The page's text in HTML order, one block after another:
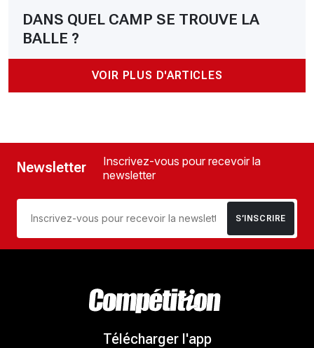
DANS QUEL CAMP SE TROUVE LA
BALLE ?
VOIR PLUS D'ARTICLES
Newsletter
Inscrivez-vous pour recevoir la
newsletter
S’INSCRIRE
Télécharger l'app